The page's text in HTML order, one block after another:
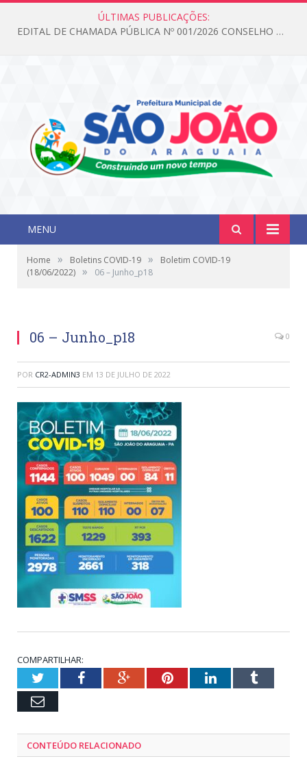
ÚLTIMAS PUBLICAÇÕES:
EDITAL DE CHAMADA PÚBLICA Nº 001/2026 CONSELHO DOS DIREITOS DA CRIANÇA E DO ADOLESCENTE
MENU
Home » Boletins COVID-19 »
Boletim COVID-19
(18/06/2022) » 06 – Junho_p18
06 – Junho_p18 0
POR CR2-ADMIN3 EM 13 DE JULHO DE 2022
COMPARTILHAR:
TwitterFacebookGoogle+PinterestLinkedInTumblr
Email
CONTEÚDO RELACIONADO